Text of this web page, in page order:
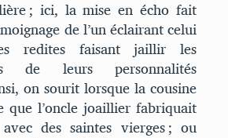
; ici, la mise en écho fait
de l’un éclairant celui
redites faisant jaillir les
de leurs personnalités
on sourit lorsque la cousine
que l’oncle joaillier fabriquait
des saintes vierges ; ou